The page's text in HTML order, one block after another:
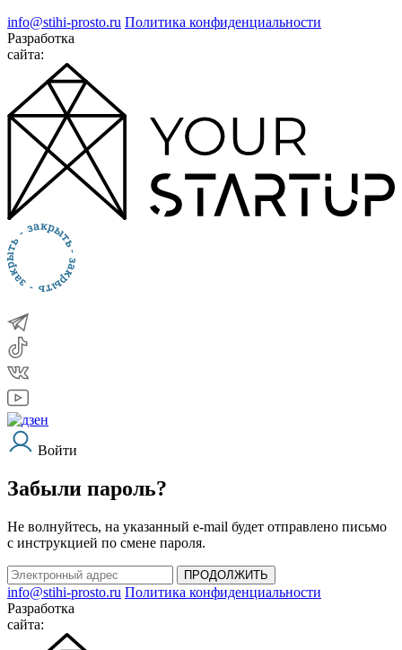
info@stihi-prosto.ru Политика конфиденциальности
Разработка
сайта:
Войти
Забыли пароль?
Не волнуйтесь, на указанный e-mail будет отправлено письмо
с инструкцией по смене пароля.
ПРОДОЛЖИТЬ
info@stihi-prosto.ru Политика конфиденциальности
Разработка
сайта: